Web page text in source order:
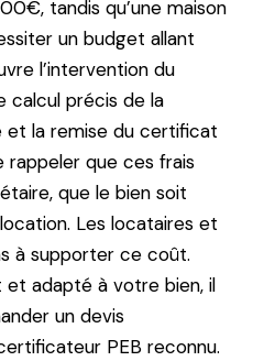
tandis qu’une maison
un budget allant
l’intervention du
calcul précis de la
la remise du certificat
que ces frais
que le bien soit
Les locataires et
à supporter ce coût.
et adapté à votre bien, il
un devis
PEB reconnu.